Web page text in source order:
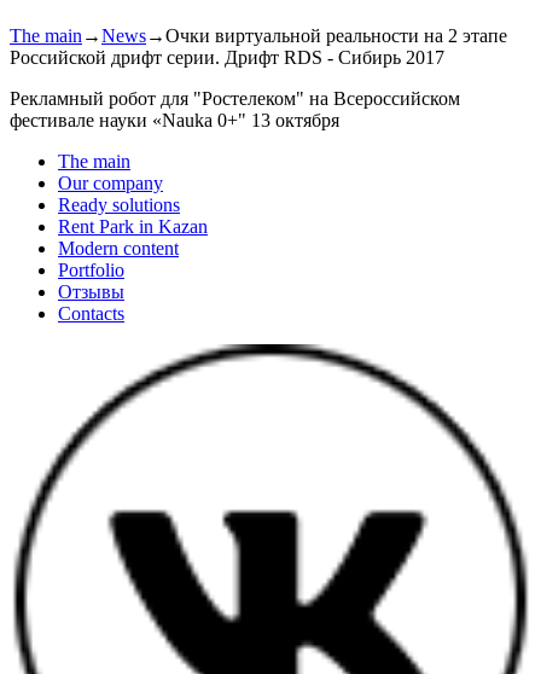
The main →News→Очки виртуальной реальности на 2 этапе
Российской дрифт серии. Дрифт RDS - Сибирь 2017
Рекламный робот для "Ростелеком" на Всероссийском
фестивале науки «Nauka 0+" 13 октября
The main
Our company
Ready solutions
Rent Park in Kazan
Modern content
Portfolio
Отзывы
Contacts